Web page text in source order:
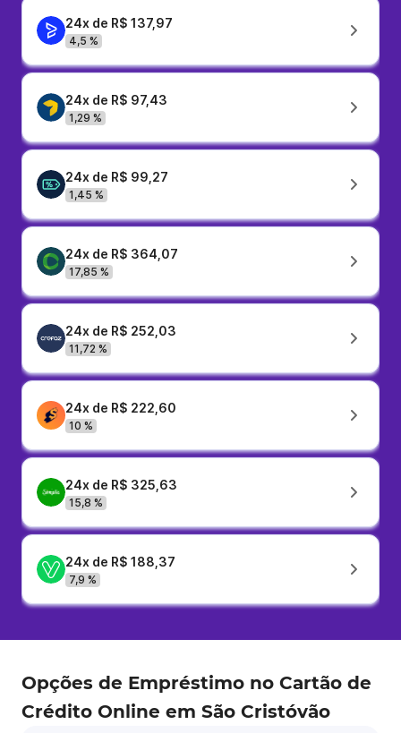
24x de R$ 137,97
4,5 %
24x de R$ 97,43
1,29 %
24x de R$ 99,27
1,45 %
24x de R$ 364,07
17,85 %
24x de R$ 252,03
11,72 %
24x de R$ 222,60
10 %
24x de R$ 325,63
15,8 %
24x de R$ 188,37
7,9 %
Opções de Empréstimo no Cartão de
Crédito Online em São Cristóvão